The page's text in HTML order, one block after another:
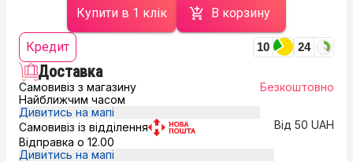
Купити в 1 клік В корзину
Кредит 10 24
Доставка
Самовивіз з магазину
Найближчим часом
Дивитись на мапі
Безкоштовно
Самовивіз із відділення
Відправка о 12.00
Дивитись на мапі
Від 50 UAH